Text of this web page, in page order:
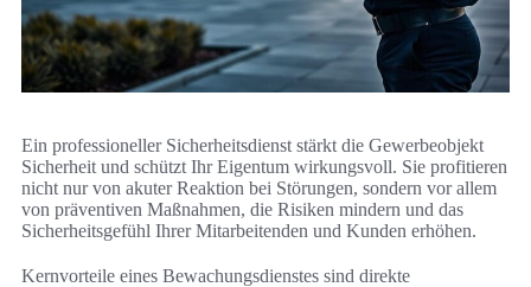
Ein professioneller Sicherheitsdienst stärkt die Gewerbeobjekt
Sicherheit und schützt Ihr Eigentum wirkungsvoll. Sie profitieren
nicht nur von akuter Reaktion bei Störungen, sondern vor allem
von präventiven Maßnahmen, die Risiken mindern und das
Sicherheitsgefühl Ihrer Mitarbeitenden und Kunden erhöhen.
Kernvorteile eines Bewachungsdienstes sind direkte